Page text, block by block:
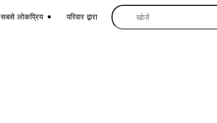
सबसे लोकप्रिय परिवार द्वारा